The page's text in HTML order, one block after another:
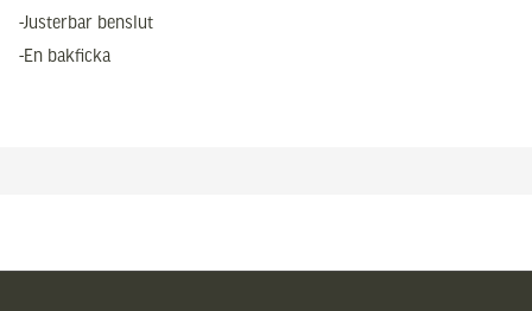
-Justerbar benslut
-En bakficka